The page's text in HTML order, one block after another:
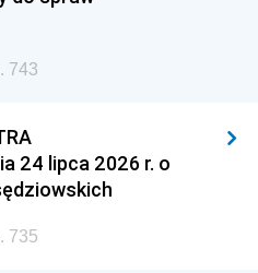
743
24 lipca 2026 r. o
735